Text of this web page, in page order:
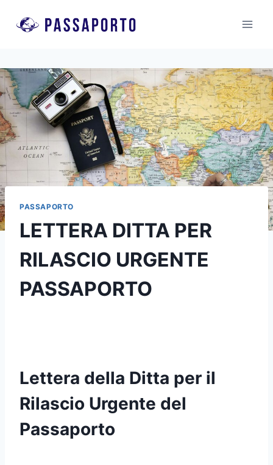
PASSAPORTO
LETTERA DITTA PER
RILASCIO URGENTE
PASSAPORTO
Lettera della Ditta per il
Rilascio Urgente del
Passaporto